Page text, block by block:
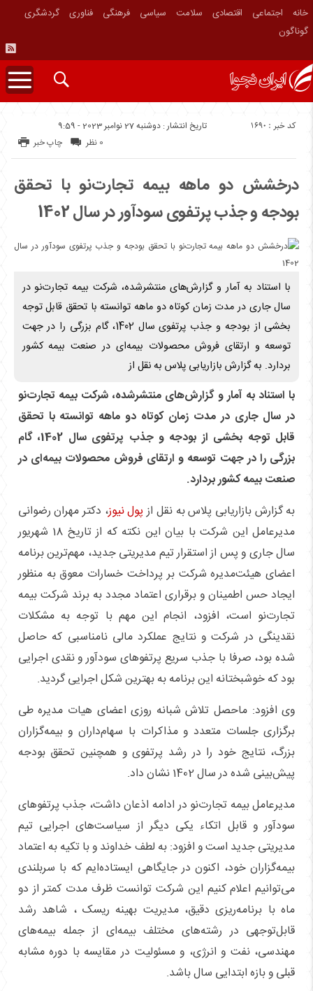
خانه اجتماعی اقتصادی سلامت سیاسی فرهنگی فناوری
گردشگری
گوناگون
تاریخ انتشار : دوشنبه 27 نوامبر 2023 - 9:59 کد خبر : 1690
چاپ خبر 0 نظر
درخشش دو ماهه بیمه تجارت‌نو با تحقق
بودجه و جذب پرتفوی سودآور در سال 1402
با استناد به آمار و گزارش‌های منتشرشده، شرکت بیمه تجارت‌نو در
سال جاری در مدت زمان کوتاه دو ماهه توانسته با تحقق قابل توجه
بخشی از بودجه و جذب پرتفوی سال 1402، گام بزرگی را در جهت
توسعه و ارتقای فروش محصولات بیمه‌ای در صنعت بیمه کشور
بردارد. به گزارش بازاریابی پلاس به نقل از
با استناد به آمار و گزارش‌های منتشرشده، شرکت بیمه تجارت‌نو
در سال جاری در مدت زمان کوتاه دو ماهه توانسته با تحقق
قابل توجه بخشی از بودجه و جذب پرتفوی سال 1402، گام
بزرگی را در جهت توسعه و ارتقای فروش محصولات بیمه‌ای در
صنعت بیمه کشور بردارد.
به گزارش بازاریابی پلاس به نقل ازپول نیوز، دکتر مهران رضوانی
مدیرعامل این شرکت با بیان این نکته که از تاریخ 18 شهریور
سال جاری و پس از استقرار تیم مدیریتی جدید، مهم‌ترین برنامه
اعضای هیئت‌مدیره شرکت بر پرداخت خسارات معوق به منظور
ایجاد حس اطمینان و برقراری اعتماد مجدد به برند شرکت بیمه
تجارت‌نو است، افزود، انجام این مهم با توجه به مشکلات
نقدینگی در شرکت و نتایج عملکرد مالی نامناسبی که حاصل
شده بود، صرفا با جذب سریع پرتفوهای سودآور و نقدی اجرایی
بود که خوشبختانه این برنامه به بهترین شکل اجرایی گردید.
وی افزود: ماحصل تلاش شبانه روزی اعضای هیات مدیره طی
برگزاری جلسات متعدد و مذاکرات با سهام‌داران و بیمه‌گزاران
بزرگ، نتایج خود را در رشد پرتفوی و همچنین تحقق بودجه
پیش‌بینی شده در سال 1402 نشان داد.
مدیرعامل بیمه تجارت‌نو در ادامه اذعان داشت، جذب پرتفوهای
سودآور و قابل اتکاء یکی دیگر از سیاست‌های اجرایی تیم
مدیریتی جدید است و افزود: به لطف خداوند و با تکیه به اعتماد
بیمه‌گزاران خود، اکنون در جایگاهی ایستاده‌ایم که با سربلندی
می‌توانیم اعلام کنیم این شرکت توانست ظرف مدت کمتر از دو
ماه با برنامه‌ریزی دقیق، مدیریت بهینه ریسک ، شاهد رشد
قابل‌توجهی در رشته‌های مختلف بیمه‌ای از جمله بیمه‌های
مهندسی، نفت و انرژی، و مسئولیت در مقایسه با دوره مشابه
قبلی و بازه ابتدایی سال باشد.